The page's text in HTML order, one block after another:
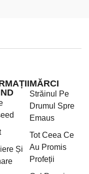
Și
MĂRCI
Străinul Pe
Drumul Spre
Emaus
Tot Ceea Ce
Au Promis
Profeții